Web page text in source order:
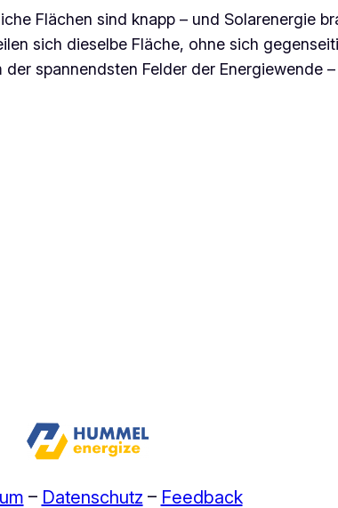
Flächen sind knapp – und Solarenergie
sich dieselbe Fläche, ohne sich
spannendsten Felder der Energiewende
– Datenschutz – Feedback